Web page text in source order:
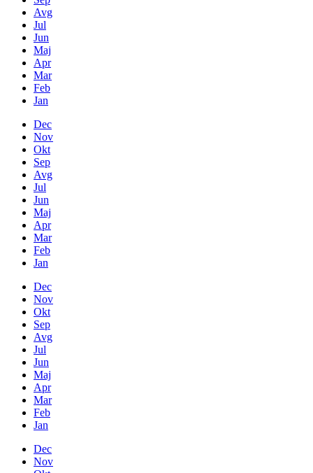
Avg
Jul
Jun
Maj
Apr
Mar
Feb
Jan
Dec
Nov
Okt
Sep
Avg
Jul
Jun
Maj
Apr
Mar
Feb
Jan
Dec
Nov
Okt
Sep
Avg
Jul
Jun
Maj
Apr
Mar
Feb
Jan
Dec
Nov